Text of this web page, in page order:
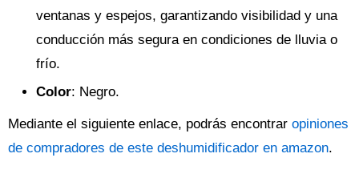
ventanas y espejos, garantizando visibilidad y una
conducción más segura en condiciones de lluvia o
frío.
Color: Negro.
Mediante el siguiente enlace, podrás encontrar opiniones
de compradores de este deshumidificador en amazon.